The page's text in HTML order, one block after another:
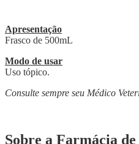
Apresentação
Frasco de 500mL
Modo de usar
Uso tópico.
Consulte sempre seu Médico
Sobre a Farmácia